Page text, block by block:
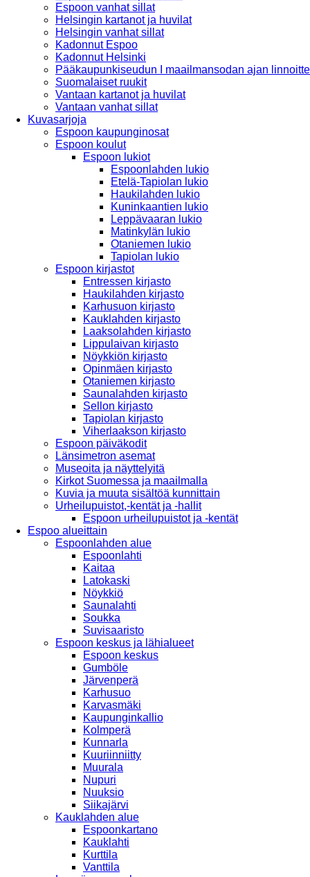
Espoon vanhat sillat
Helsingin kartanot ja huvilat
Helsingin vanhat sillat
Kadonnut Espoo
Kadonnut Helsinki
Pääkaupunkiseudun I maailmansodan ajan
Suomalaiset ruukit
Vantaan kartanot ja huvilat
Vantaan vanhat sillat
Kuvasarjoja
Espoon kaupunginosat
Espoon koulut
Espoon lukiot
Espoonlahden lukio
Etelä-Tapiolan lukio
Haukilahden lukio
Kuninkaantien lukio
Leppävaaran lukio
Matinkylän lukio
Otaniemen lukio
Tapiolan lukio
Espoon kirjastot
Entressen kirjasto
Haukilahden kirjasto
Karhusuon kirjasto
Kauklahden kirjasto
Laaksolahden kirjasto
Lippulaivan kirjasto
Nöykkiön kirjasto
Opinmäen kirjasto
Otaniemen kirjasto
Saunalahden kirjasto
Sellon kirjasto
Tapiolan kirjasto
Viherlaakson kirjasto
Espoon päiväkodit
Länsimetron asemat
Museoita ja näyttelyitä
Kirkot Suomessa ja maailmalla
Kuvia ja muuta sisältöä kunnittain
Urheilupuistot,-kentät ja -hallit
Espoon urheilupuistot ja -kentät
Espoo alueittain
Espoonlahden alue
Espoonlahti
Kaitaa
Latokaski
Nöykkiö
Saunalahti
Soukka
Suvisaaristo
Espoon keskus ja lähialueet
Espoon keskus
Gumböle
Järvenperä
Karhusuo
Karvasmäki
Kaupunginkallio
Kolmperä
Kunnarla
Kuuriinniitty
Muurala
Nupuri
Nuuksio
Siikajärvi
Kauklahden alue
Espoonkartano
Kauklahti
Kurttila
Vanttila